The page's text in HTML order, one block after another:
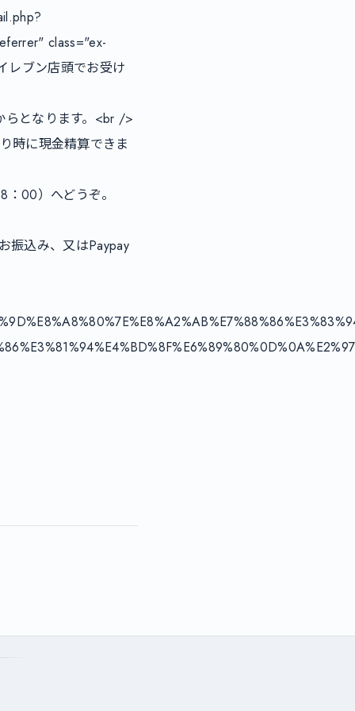
class="ex-
レブン店頭でお受け
らとなります。<br />
時に現金精算できま
00）へどうぞ。
振込み、又はPaypay